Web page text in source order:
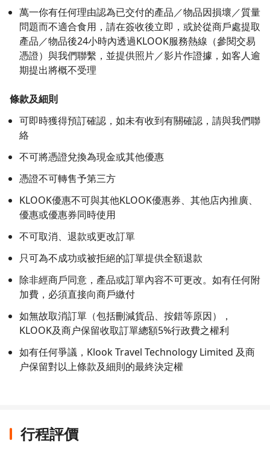
萬一你有任何理由認為已交付的產品／物品因損壞／質量
問題而不適合食用，請在簽收後立即，或於從商戶處提取
產品／物品後24小時內透過KLOOK服務熱線（參閱交易
憑證）與我們聯繫，並提供照片／影片作證據，如客人逾
期提出將概不受理
條款及細則
可即時獲得預訂確認，如未有收到有關確認，請與我們聯
絡
不可將憑證兌換為現金或其他優惠
憑證不可轉售予第三方
KLOOK優惠不可與其他KLOOK優惠券、其他店內推廣、
優惠或優惠券同時使用
不可取消、退款或更改訂單
只可為不成功或被拒絕的訂單提供全額退款
除非經商戶同意，產品或訂單內容不可更改。如有任何附
加費，必須直接向商戶繳付
如無故取消訂單（包括刪減貨品、按錯等原因），
KLOOK及商户保留收取訂單總額5%行政費之權利
如有任何爭議，Klook Travel Technology Limited 及商
户保留對以上條款及細則的最終決定權
行程評價